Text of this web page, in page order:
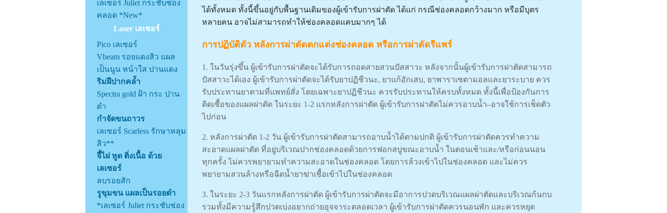
เลเซอร์ Juliet กระชับช่อง
คลอด *New*
Laser เลเซอร์
Pico เลเซอร์
Vbeam รอยแดงสิว แผล
เป็นนูน หน้าใส ปานแดง
ริมฝีปากคล้ำ
Spectra gold ฝ้า กระ ปาน
ดำ
กำจัดขนถาวร
เลเซอร์ Scarless รักษาหลุม
สิว**
จี้ไฝ หูด ติ่งเนื้อ ด้วย
เลเซอร์
ลบรอยสัก
รูขุมขน แผลเป็นรอยดำ
*เลเซอร์ Juliet กระชับช่อง
ได้ทั้งหมด ทั้งนี้ขึ้นอยู่กับพื้นฐานเดิมของผู้เข้ารับการผ่าตัด ได้แก่ กรณีช่องคลอดกว้างมาก หรือมีบุตร
หลายคน อาจไม่สามารถทำให้ช่องคลอดแคบมากๆ ได้
การปฏิบัติตัว หลังการผ่าตัดตกแต่งช่องคลอด หรือการผ่าตัดรีแพร์
1. ในวันรุ่งขึ้น ผู้เข้ารับการผ่าตัดจะได้รับการถอดสายสวนปัสสาวะ หลังจากนั้นผู้เข้ารับการผ่าตัดสามารถ
ปัสสาวะได้เอง ผู้เข้ารับการผ่าตัดจะได้รับยาปฏิชีวนะ, ยาแก้อักเสบ, ยาพาราเซตามอลและยาระบาย ควร
รับประทานยาตามที่แพทย์สั่ง โดยเฉพาะยาปฏิชีวนะ ควรรับประทานให้ครบทั้งหมด ทั้งนี้เพื่อป้องกันการ
ติดเชื้อของแผลผ่าตัด ในระยะ 1-2 แรกหลังการผ่าตัด ผู้เข้ารับการผ่าตัดไม่ควรอาบน้ำ–อาจใช้การเช็ดตัว
ไปก่อน
2. หลังการผ่าตัด 1-2 วัน ผู้เข้ารับการผ่าตัดสามารถอาบน้ำได้ตามปกติ ผู้เข้ารับการผ่าตัดควรทำความ
สะอาดแผลผ่าตัด ที่อยู่บริเวณปากช่องคลอดด้วยการฟอกสบู่ขณะอาบน้ำ ในตอนเช้าและ/หรือก่อนนอน
ทุกครั้ง ไม่ควรพยายามทำความสะอาดในช่องคลอด โดยการล้วงเข้าไปในช่องคลอด และไม่ควร
พยายามสวนล้างหรือฉีดน้ำยาฆ่าเชื้อเข้าไปในช่องคลอด
3. ในระยะ 2-3 วันแรกหลังการผ่าตัด ผู้เข้ารับการผ่าตัดจะมีอาการปวดบริเวณแผลผ่าตัดและบริเวณก้นกบ
รวมทั้งมีความรู้สึกปวดเบ่งอยากถ่ายอุจจาระตลอดเวลา ผู้เข้ารับการผ่าตัดควรนอนพัก และควรหยุด